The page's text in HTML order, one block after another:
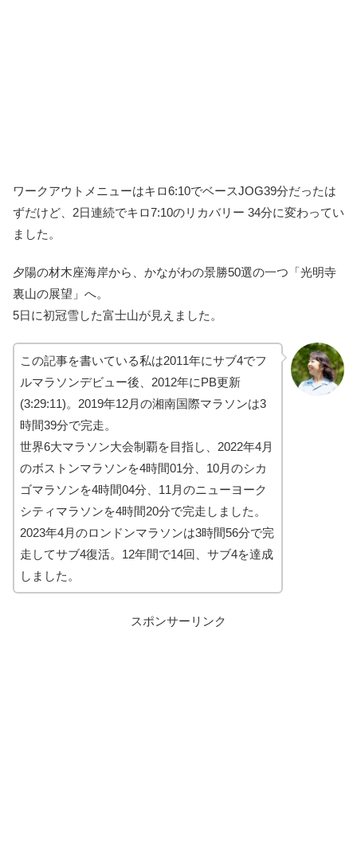
ワークアウトメニューはキロ6:10でベースJOG39分だったは
ずだけど、2日連続でキロ7:10のリカバリー 34分に変わってい
ました。
夕陽の材木座海岸から、かながわの景勝50選の一つ「光明寺
裏山の展望」へ。
5日に初冠雪した富士山が見えました。
この記事を書いている私は2011年にサブ4でフ
ルマラソンデビュー後、2012年にPB更新
(3:29:11)。2019年12月の湘南国際マラソンは3
時間39分で完走。
世界6大マラソン大会制覇を目指し、2022年4月
のボストンマラソンを4時間01分、10月のシカ
ゴマラソンを4時間04分、11月のニューヨーク
シティマラソンを4時間20分で完走しました。
2023年4月のロンドンマラソンは3時間56分で完
走してサブ4復活。12年間で14回、サブ4を達成
しました。
スポンサーリンク